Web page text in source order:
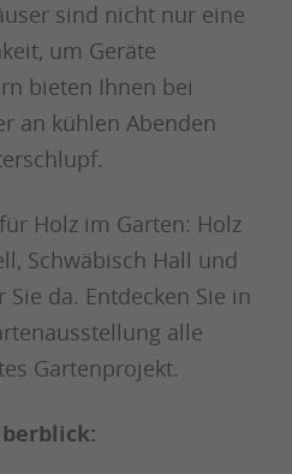
sind nicht nur eine
um Geräte
bieten Ihnen bei
an kühlen Abenden
Holz im Garten: Holz
Schwäbisch Hall und
da. Entdecken Sie in
alle
Gartenprojekt.